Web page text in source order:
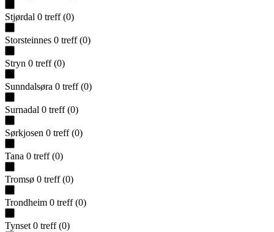
Stjørdal 0 treff (0)
Storsteinnes 0 treff (0)
Stryn 0 treff (0)
Sunndalsøra 0 treff (0)
Surnadal 0 treff (0)
Sørkjosen 0 treff (0)
Tana 0 treff (0)
Tromsø 0 treff (0)
Trondheim 0 treff (0)
Tynset 0 treff (0)